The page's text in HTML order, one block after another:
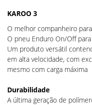
KAROO 3
O melhor companheiro
O pneu Enduro On/Off
Um produto versátil
em alta velocidade, com
mesmo com carga máxima
Durabilidade
A última geração de